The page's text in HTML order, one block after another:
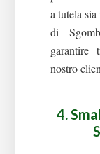
a tutela
di
garantire
nostro
4.